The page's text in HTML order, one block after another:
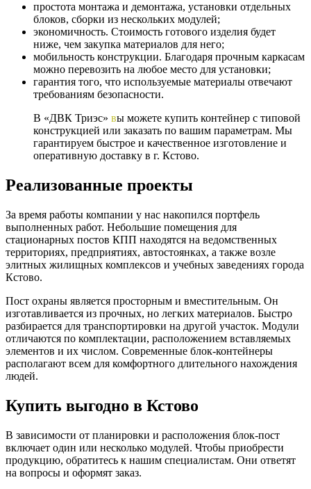
простота монтажа и демонтажа, установки отдельных
блоков, сборки из нескольких модулей;
экономичность. Стоимость готового изделия будет
ниже, чем закупка материалов для него;
мобильность конструкции. Благодаря прочным каркасам
можно перевозить на любое место для установки;
гарантия того, что используемые материалы отвечают
требованиям безопасности.
В «ДВК Триэс» вы можете купить контейнер с типовой
конструкцией или заказать по вашим параметрам. Мы
гарантируем быстрое и качественное изготовление и
оперативную доставку в г. Кстово.
Реализованные проекты
За время работы компании у нас накопился портфель
выполненных работ. Небольшие помещения для
стационарных постов КПП находятся на ведомственных
территориях, предприятиях, автостоянках, а также возле
элитных жилищных комплексов и учебных заведениях города
Кстово.
Пост охраны является просторным и вместительным. Он
изготавливается из прочных, но легких материалов. Быстро
разбирается для транспортировки на другой участок. Модули
отличаются по комплектации, расположением вставляемых
элементов и их числом. Современные блок-контейнеры
располагают всем для комфортного длительного нахождения
людей.
Купить выгодно в Кстово
В зависимости от планировки и расположения блок-пост
включает один или несколько модулей. Чтобы приобрести
продукцию, обратитесь к нашим специалистам. Они ответят
на вопросы и оформят заказ.